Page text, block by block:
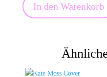
Brigitte
In den Warenkorb